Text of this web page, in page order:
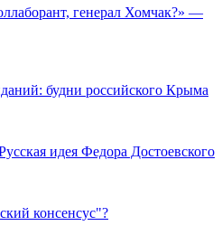
генерал Хомчак?» —
будни российского Крыма
идея Федора Достоевского
консенсус"?